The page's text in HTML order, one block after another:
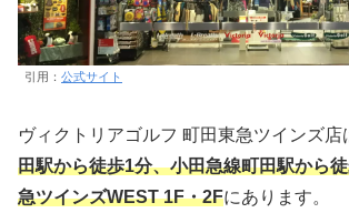
引用： 公式サイト
ヴィクトリアゴルフ 町田東急ツインズ店
田駅から徒歩1分、小田急線町田駅から
急ツインズWEST 1F・2Fにあります。